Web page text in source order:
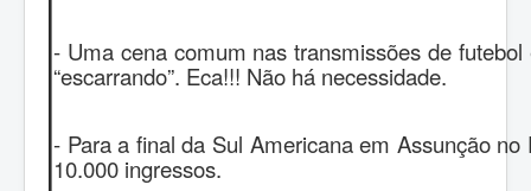
- Uma cena comum nas transmissões de
“escarrando”. Eca!!! Não há necessidade.
- Para a final da Sul Americana em Assunção
10.000 ingressos.